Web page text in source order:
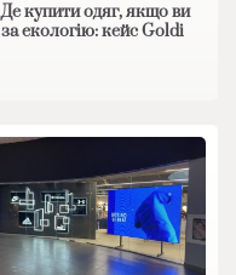
Де купити одяг, якщо ви
за екологію: кейс Goldi